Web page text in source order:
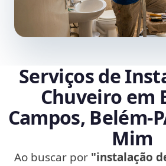
Serviços de
Chuveiro em
Campos,
Mim
Ao buscar por "instalação